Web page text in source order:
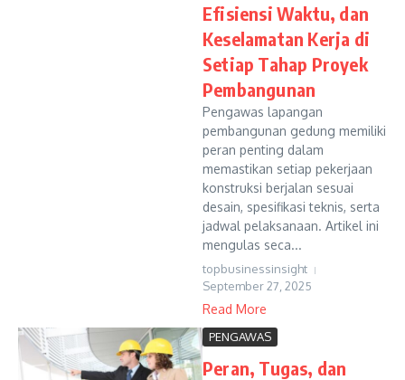
Efisiensi Waktu, dan
Keselamatan Kerja di
Setiap Tahap Proyek
Pembangunan
Pengawas lapangan
pembangunan gedung memiliki
peran penting dalam
memastikan setiap pekerjaan
konstruksi berjalan sesuai
desain, spesifikasi teknis, serta
jadwal pelaksanaan. Artikel ini
mengulas seca...
topbusinessinsight
September 27, 2025
Read More
PENGAWAS
Peran, Tugas, dan